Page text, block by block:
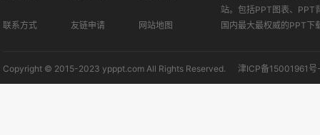
联系方式 友链申请 网站地图
站。包括PPT图表、PPT
国内最大最权威的PPT下
Copyright © 2015-2023 ypppt.com All Rights Reserved. 津ICP备15001961号